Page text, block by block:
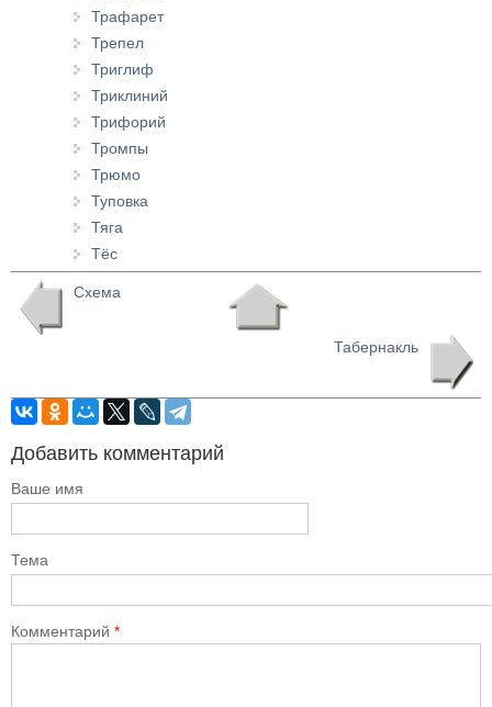
Трафарет
Трепел
Триглиф
Триклиний
Трифорий
Тромпы
Трюмо
Туповка
Тяга
Тёс
Схема
Табернакль
Добавить комментарий
Ваше имя
Тема
Комментарий *